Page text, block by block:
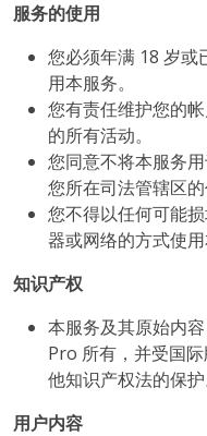
服务的使用
您必须年满 18 岁或
用本服务。
您有责任维护您的
的所有活动。
您同意不将本服务
您所在司法管辖区的
您不得以任何可能
器或网络的方式使用
知识产权
本服务及其原始内
Pro 所有，并受国
他知识产权法的保护
用户内容